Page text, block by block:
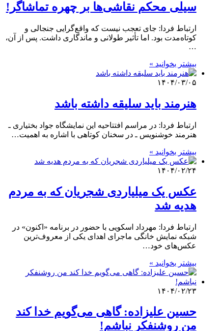
سیلی محکم نقاشی‌ها بر چهره تماشاگر!
ارتباط فردا: جای تعجب نیست که واقع‌گرایی جنجالی و
کوتاه‌مدت بود. اما تأثیر طولانی و ماندگاری داشت. پس از آن،
…
بیشتر بخوانید »
۱۴۰۴/۰۳/۰۵
هنرمند باید سلیقه داشته باشد
ارتباط فردا: در مراسم افتتاحیه این نمایشگاه جواد بختیاری ـ
هنرمند خوشنویس ـ در سخنان کوتاهی با اشاره به اهمیت…
بیشتر بخوانید »
۱۴۰۴/۰۲/۲۴
عکس یک میلیاردی شجریان که به مردم
هدیه شد
ارتباط فردا: مهرداد اسکویی با حضور در برنامه «اکنون» در
شبکه نمایش خانگی ماجرای اهدای یکی از معروف‌ترین
عکس‌های خود…
بیشتر بخوانید »
۱۴۰۴/۰۲/۲۳
حسین علیزاده: گاهی می‌گویم خدا کند
من روشنفکر نباشم!